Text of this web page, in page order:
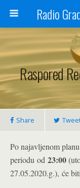
Raspored
Share
Po najavljenom
periodu od 23:00
27.05.2020.g.), će